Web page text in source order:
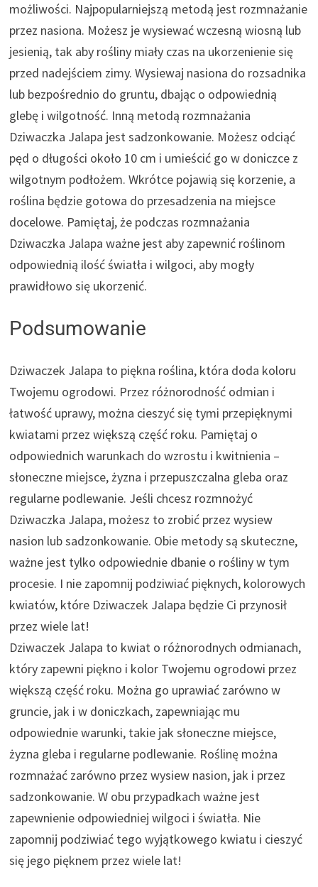
możliwości. Najpopularniejszą metodą jest rozmnażanie
przez nasiona. Możesz je wysiewać wczesną wiosną lub
jesienią, tak aby rośliny miały czas na ukorzenienie się
przed nadejściem zimy. Wysiewaj nasiona do rozsadnika
lub bezpośrednio do gruntu, dbając o odpowiednią
glebę i wilgotność. Inną metodą rozmnażania
Dziwaczka Jalapa jest sadzonkowanie. Możesz odciąć
pęd o długości około 10 cm i umieścić go w doniczce z
wilgotnym podłożem. Wkrótce pojawią się korzenie, a
roślina będzie gotowa do przesadzenia na miejsce
docelowe. Pamiętaj, że podczas rozmnażania
Dziwaczka Jalapa ważne jest aby zapewnić roślinom
odpowiednią ilość światła i wilgoci, aby mogły
prawidłowo się ukorzenić.
Podsumowanie
Dziwaczek Jalapa to piękna roślina, która doda koloru
Twojemu ogrodowi. Przez różnorodność odmian i
łatwość uprawy, można cieszyć się tymi przepięknymi
kwiatami przez większą część roku. Pamiętaj o
odpowiednich warunkach do wzrostu i kwitnienia –
słoneczne miejsce, żyzna i przepuszczalna gleba oraz
regularne podlewanie. Jeśli chcesz rozmnożyć
Dziwaczka Jalapa, możesz to zrobić przez wysiew
nasion lub sadzonkowanie. Obie metody są skuteczne,
ważne jest tylko odpowiednie dbanie o rośliny w tym
procesie. I nie zapomnij podziwiać pięknych, kolorowych
kwiatów, które Dziwaczek Jalapa będzie Ci przynosił
przez wiele lat!
Dziwaczek Jalapa to kwiat o różnorodnych odmianach,
który zapewni piękno i kolor Twojemu ogrodowi przez
większą część roku. Można go uprawiać zarówno w
gruncie, jak i w doniczkach, zapewniając mu
odpowiednie warunki, takie jak słoneczne miejsce,
żyzna gleba i regularne podlewanie. Roślinę można
rozmnażać zarówno przez wysiew nasion, jak i przez
sadzonkowanie. W obu przypadkach ważne jest
zapewnienie odpowiedniej wilgoci i światła. Nie
zapomnij podziwiać tego wyjątkowego kwiatu i cieszyć
się jego pięknem przez wiele lat!